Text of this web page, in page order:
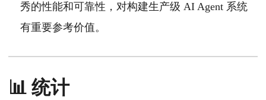
秀的性能和可靠性，对构建生产级 AI Agent 系统
有重要参考价值。
📊 统计